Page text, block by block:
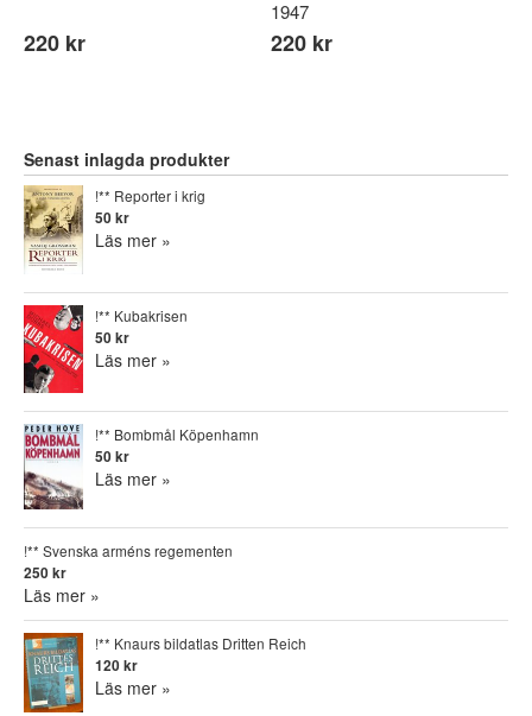
220 kr
1947
220 kr
Senast inlagda produkter
!** Reporter i krig
50 kr
Läs mer »
!** Kubakrisen
50 kr
Läs mer »
!** Bombmål Köpenhamn
50 kr
Läs mer »
!** Svenska arméns regementen
250 kr
Läs mer »
!** Knaurs bildatlas Dritten Reich
120 kr
Läs mer »